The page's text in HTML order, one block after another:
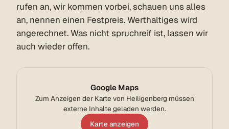
rufen an, wir kommen vorbei, schauen uns alles
an, nennen einen Festpreis. Werthaltiges wird
angerechnet. Was nicht spruchreif ist, lassen wir
auch wieder offen.
Google Maps
Zum Anzeigen der Karte von Heiligenberg müssen
externe Inhalte geladen werden.
Karte anzeigen